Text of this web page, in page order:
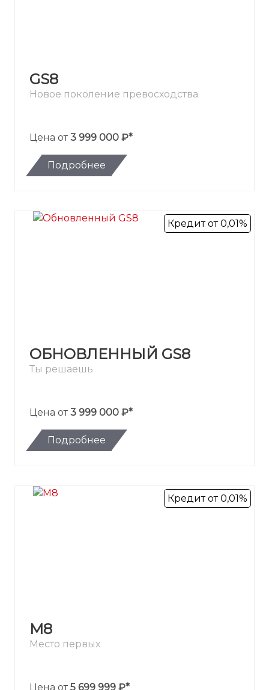
GS8
Новое поколение превосходства
Цена от3 999 000 ₽*
Подробнее
Кредит от 0,01%
ОБНОВЛЕННЫЙ GS8
Ты решаешь
Цена от3 999 000 ₽*
Подробнее
Кредит от 0,01%
M8
Место первых
Цена от5 699 999 ₽*